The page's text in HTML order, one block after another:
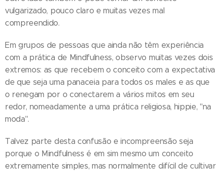
vulgarizado, pouco claro e muitas vezes mal
compreendido.
Em grupos de pessoas que ainda não têm experiência
com a prática de Mindfulness, observo muitas vezes dois
extremos: as que recebem o conceito com a expectativa
de que seja uma panaceia para todos os males e as que
o renegam por o conectarem a vários mitos em seu
redor, nomeadamente a uma prática religiosa, hippie, "na
moda".
Talvez parte desta confusão e incompreensão seja
porque o Mindfulness é em sim mesmo um conceito
extremamente simples, mas normalmente difícil de cultivar